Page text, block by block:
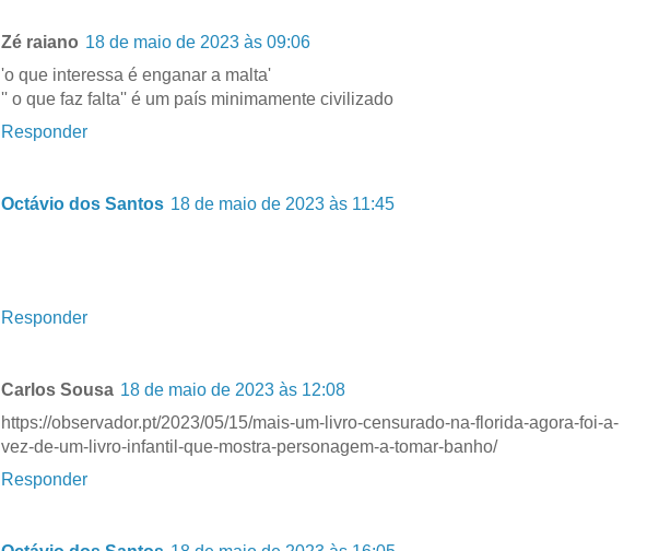
Zé raiano 18 de maio de 2023 às 09:06
'o que interessa é enganar a malta'
'' o que faz falta'' é um país minimamente civilizado
Responder
Octávio dos Santos 18 de maio de 2023 às 11:45
Responder
Carlos Sousa 18 de maio de 2023 às 12:08
https://observador.pt/2023/05/15/mais-um-livro-censurado-na-florida-agora-foi-a-
vez-de-um-livro-infantil-que-mostra-personagem-a-tomar-banho/
Responder